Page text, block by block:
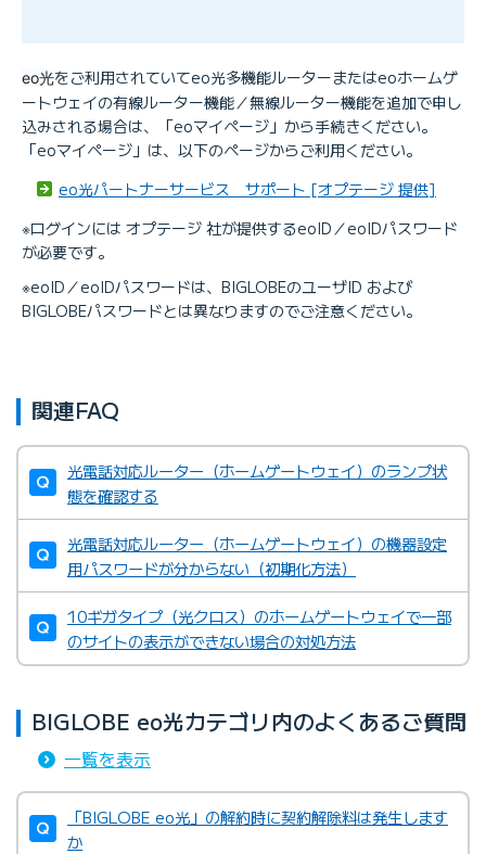
eo光をご利用されていてeo光多機能ルーターまたはeoホームゲ
ートウェイの有線ルーター機能／無線ルーター機能を追加で申し
込みされる場合は、「eoマイページ」から手続きください。
「eoマイページ」は、以下のページからご利用ください。
eo光パートナーサービス サポート [オプテージ 提供]
※ログインには オプテージ 社が提供するeoID／eoIDパスワード
が必要です。
※eoID／eoIDパスワードは、BIGLOBEのユーザID および
BIGLOBEパスワードとは異なりますのでご注意ください。
関連FAQ
光電話対応ルーター（ホームゲートウェイ）のランプ状
態を確認する
光電話対応ルーター（ホームゲートウェイ）の機器設定
用パスワードが分からない（初期化方法）
10ギガタイプ（光クロス）のホームゲートウェイで一部
のサイトの表示ができない場合の対処方法
BIGLOBE eo光カテゴリ内のよくあるご質問
一覧を表示
「BIGLOBE eo光」の解約時に契約解除料は発生します
か